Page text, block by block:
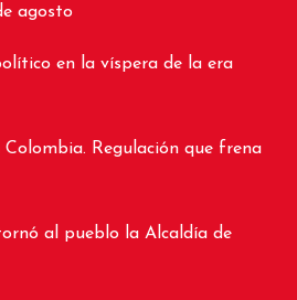
agosto
en la víspera de la era
Regulación que frena
al pueblo la Alcaldía de